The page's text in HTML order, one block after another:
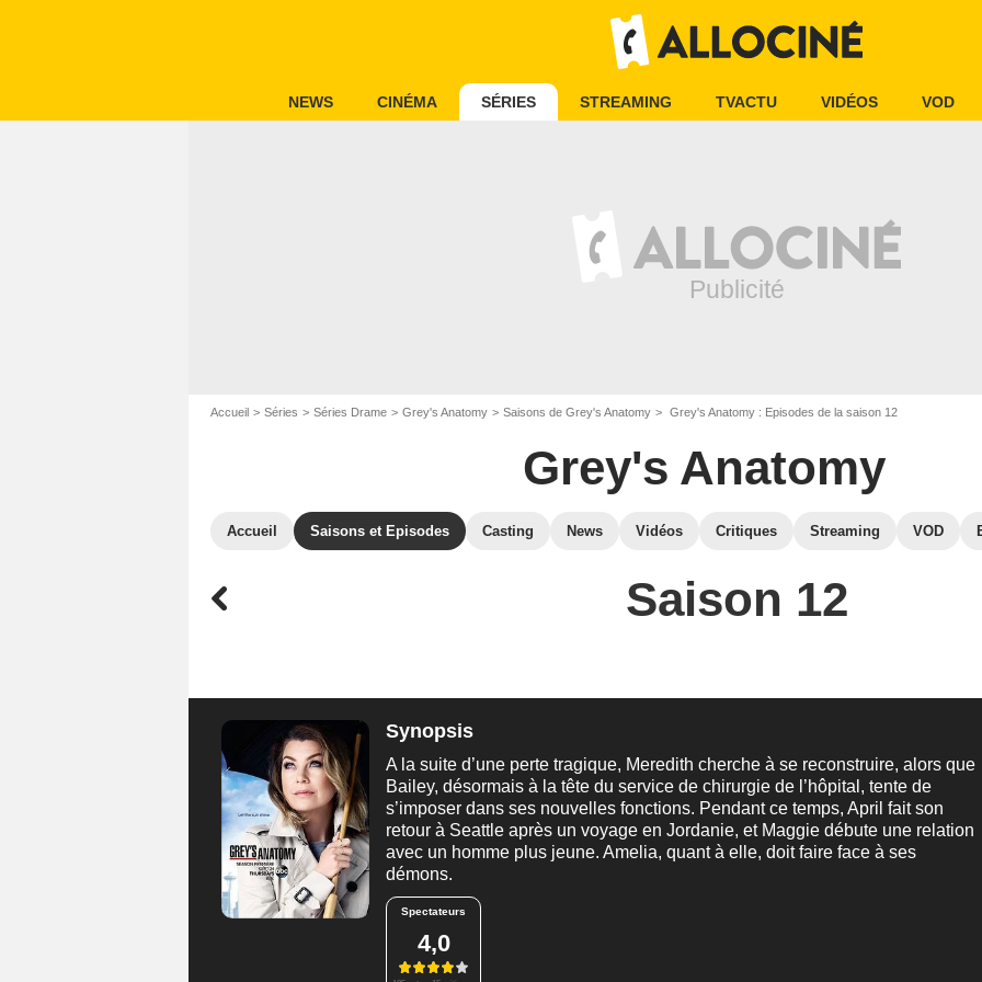
NEWS CINÉMA SÉRIES STREAMING TVACTU VIDÉOS VOD
Accueil Séries Séries Drame Grey's Anatomy Saisons de Grey's Anatomy Grey's Anatomy : Episodes de la saison 12
Grey's Anatomy
Accueil Saisons et Episodes Casting News Vidéos Critiques Streaming VOD
Saison 12
Synopsis
A la suite d’une perte tragique, Meredith cherche à se reconstruire, alors que
Bailey, désormais à la tête du service de chirurgie de l’hôpital, tente de
s’imposer dans ses nouvelles fonctions. Pendant ce temps, April fait son
retour à Seattle après un voyage en Jordanie, et Maggie débute une relation
avec un homme plus jeune. Amelia, quant à elle, doit faire face à ses
démons.
Spectateurs
4,0